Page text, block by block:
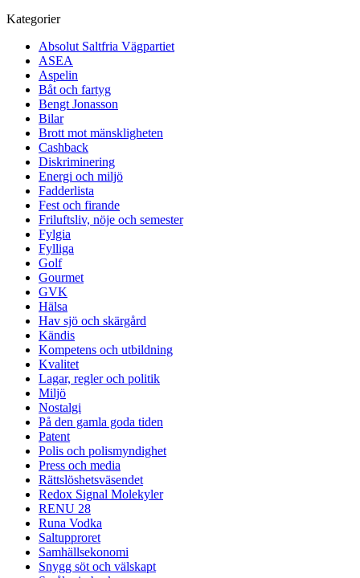
Kategorier
Absolut Saltfria Vägpartiet
ASEA
Aspelin
Båt och fartyg
Bengt Jonasson
Bilar
Brott mot mänskligheten
Cashback
Diskriminering
Energi och miljö
Fadderlista
Fest och firande
Friluftsliv, nöje och semester
Fylgia
Fylliga
Golf
Gourmet
GVK
Hälsa
Hav sjö och skärgård
Kändis
Kompetens och utbildning
Kvalitet
Lagar, regler och politik
Miljö
Nostalgi
På den gamla goda tiden
Patent
Polis och polismyndighet
Press och media
Rättslöshetsväsendet
Redox Signal Molekyler
RENU 28
Runa Vodka
Saltupproret
Samhällsekonomi
Snygg söt och välskapt